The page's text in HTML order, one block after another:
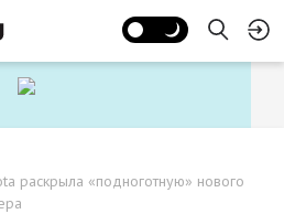
раскрыла «подноготную» нового